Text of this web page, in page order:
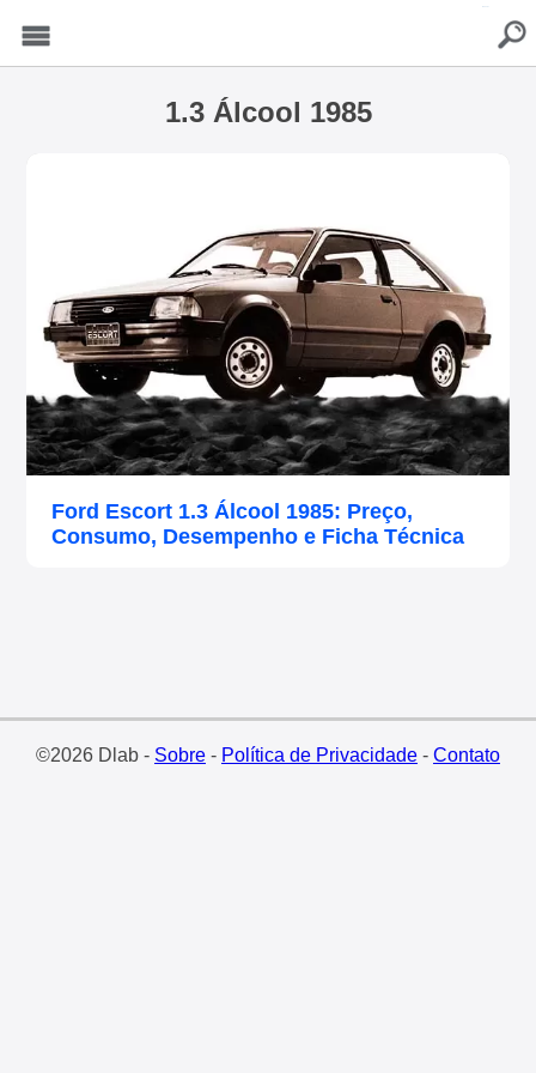
1.3 Álcool 1985
Ford Escort 1.3 Álcool 1985: Preço,
Consumo, Desempenho e Ficha Técnica
©2026 Dlab - Sobre- Política de Privacidade- Contato